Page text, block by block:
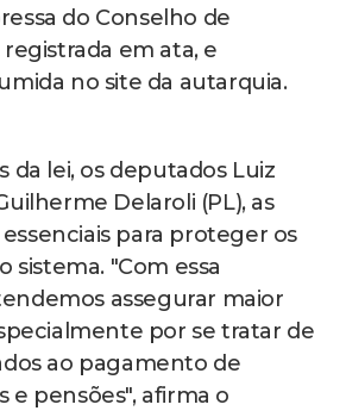
do Conselho de
em ata, e
no site da autarquia.
da lei, os deputados Luiz
Delaroli (PL), as
para proteger os
sistema. "Com essa
assegurar maior
por se tratar de
ao pagamento de
e pensões", afirma o